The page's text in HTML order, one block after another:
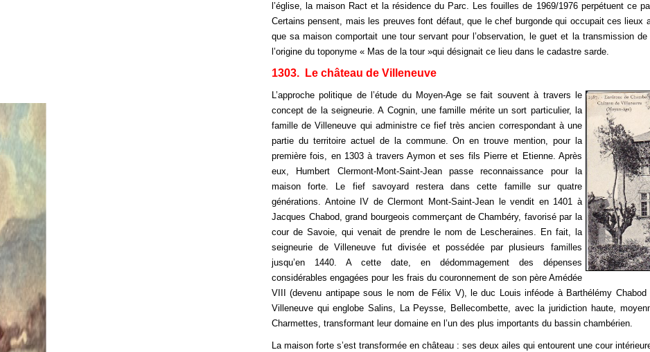
l’église, la maison Ract et la résidence du Parc. Les fouilles de 1969/1976 perpétuent ce
Certains pensent, mais les preuves font défaut, que le chef burgonde qui occupait ces lieux
que sa maison comportait une tour servant pour l’observation, le guet et la transmission
l’origine du toponyme « Mas de la tour »qui désignait ce lieu dans le cadastre sarde.
1303. Le château de Villeneuve
L’approche politique de l’étude du Moyen-Age se fait souvent à travers le
concept de la seigneurie. A Cognin, une famille mérite un sort particulier, la
famille de Villeneuve qui administre ce fief très ancien correspondant à une
partie du territoire actuel de la commune. On en trouve mention, pour la
première fois, en 1303 à travers Aymon et ses fils Pierre et Etienne. Après
eux, Humbert Clermont-Mont-Saint-Jean passe reconnaissance pour la
maison forte. Le fief savoyard restera dans cette famille sur quatre
générations. Antoine IV de Clermont Mont-Saint-Jean le vendit en 1401 à
Jacques Chabod, grand bourgeois commerçant de Chambéry, favorisé par la
cour de Savoie, qui venait de prendre le nom de Lescheraines. En fait, la
seigneurie de Villeneuve fut divisée et possédée par plusieurs familles
jusqu’en 1440. A cette date, en dédommagement des dépenses
considérables engagées pour les frais du couronnement de son père Amédée
VIII (devenu antipape sous le nom de Félix V), le duc Louis inféode à Barthélémy
Villeneuve qui englobe Salins, La Peysse, Bellecombette, avec la juridiction haute,
Charmettes, transformant leur domaine en l’un des plus importants du bassin chambérien.
La maison forte s’est transformée en château : ses deux ailes qui entourent une cour